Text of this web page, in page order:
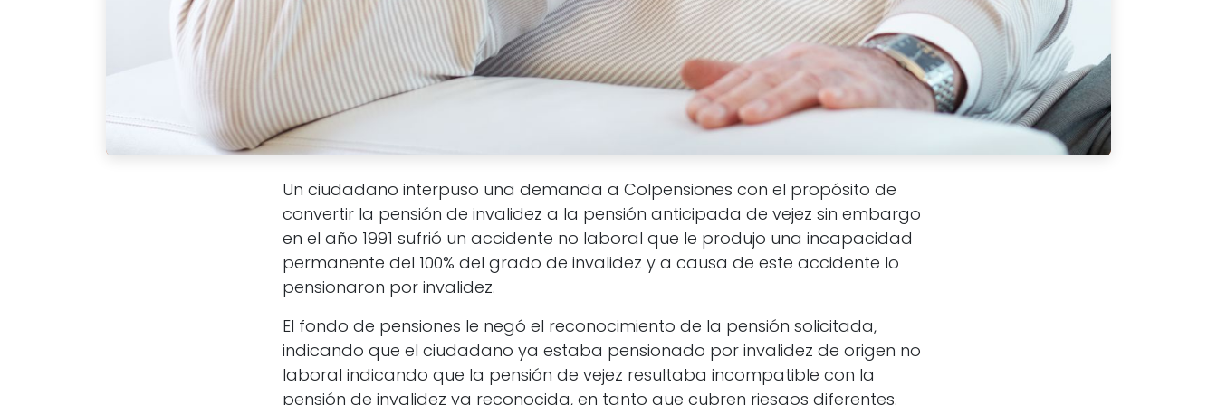
Un ciudadano interpuso una demanda a Colpensiones con el propósito de
convertir la pensión de invalidez a la pensión anticipada de vejez sin embargo
en el año 1991 sufrió un accidente no laboral que le produjo una incapacidad
permanente del 100% del grado de invalidez y a causa de este accidente lo
pensionaron por invalidez.
El fondo de pensiones le negó el reconocimiento de la pensión solicitada,
indicando que el ciudadano ya estaba pensionado por invalidez de origen no
laboral indicando que la pensión de vejez resultaba incompatible con la
pensión de invalidez ya reconocida, en tanto que cubren riesgos diferentes.